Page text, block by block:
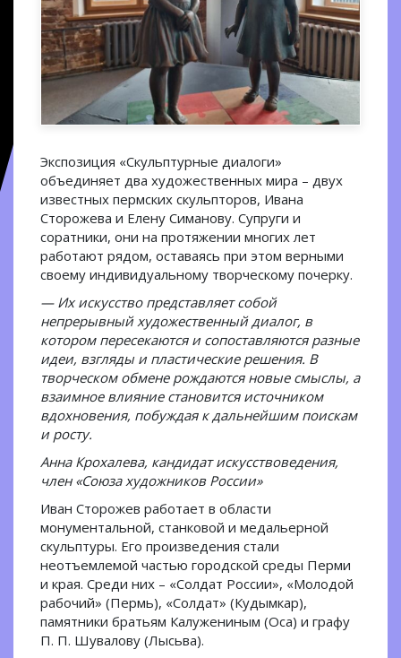
Экспозиция «Скульптурные диалоги»
объединяет два художественных мира – двух
известных пермских скульпторов, Ивана
Сторожева и Елену Симанову. Супруги и
соратники, они на протяжении многих лет
работают рядом, оставаясь при этом верными
своему индивидуальному творческому почерку.
— Их искусство представляет собой
непрерывный художественный диалог, в
котором пересекаются и сопоставляются разные
идеи, взгляды и пластические решения. В
творческом обмене рождаются новые смыслы, а
взаимное влияние становится источником
вдохновения, побуждая к дальнейшим поискам
и росту.
Анна Крохалева, кандидат искусствоведения,
член «Союза художников России»
Иван Сторожев работает в области
монументальной, станковой и медальерной
скульптуры. Его произведения стали
неотъемлемой частью городской среды Перми
и края. Среди них – «Солдат России», «Молодой
рабочий» (Пермь), «Солдат» (Кудымкар),
памятники братьям Калужениным (Оса) и графу
П. П. Шувалову (Лысьва).